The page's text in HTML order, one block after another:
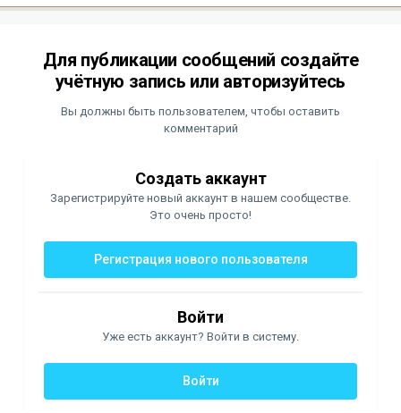
Для публикации сообщений создайте
учётную запись или авторизуйтесь
Вы должны быть пользователем, чтобы оставить
комментарий
Создать аккаунт
Зарегистрируйте новый аккаунт в нашем сообществе.
Это очень просто!
Регистрация нового пользователя
Войти
Уже есть аккаунт? Войти в систему.
Войти